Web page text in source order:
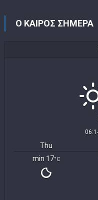
Ο ΚΑΙΡΟΣ ΣΗΜΕΡΑ
Thu
min 17°C